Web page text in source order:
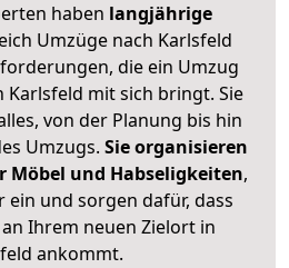
haben langjährige
Umzüge nach Karlsfeld
die ein Umzug
Karlsfeld mit sich bringt. Sie
von der Planung bis hin
Umzugs. Sie organisieren
Möbel und Habseligkeiten,
ein und sorgen dafür, dass
Ihrem neuen Zielort in
ankommt.